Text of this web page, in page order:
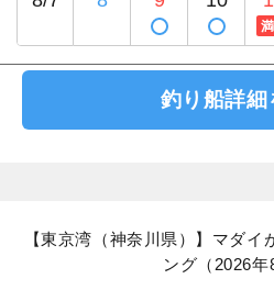
釣り船詳細
【東京湾（神奈川県）】マダ
ング（2026年